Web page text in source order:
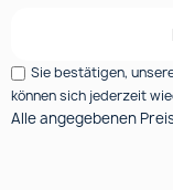
Sie bestätigen,
können sich jederzeit
Alle angegebenen